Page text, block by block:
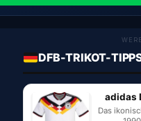
DFB-TRIKOT-
adidas
Das